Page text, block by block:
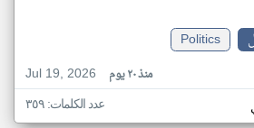
Politics
Jul 19, 2026
منذ ٢٠ يوم
عدد الكلمات: ٣٥٩